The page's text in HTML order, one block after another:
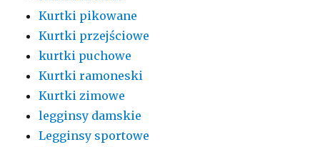
Kurtki pikowane
Kurtki przejściowe
kurtki puchowe
Kurtki ramoneski
Kurtki zimowe
legginsy damskie
Legginsy sportowe